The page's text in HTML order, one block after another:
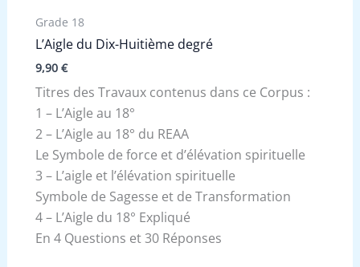
Grade 18
L’Aigle du Dix-Huitième degré
9,90 €
Titres des Travaux contenus dans ce Corpus :
1 – L’Aigle au 18°
2 – L’Aigle au 18° du REAA
Le Symbole de force et d’élévation spirituelle
3 – L’aigle et l’élévation spirituelle
Symbole de Sagesse et de Transformation
4 – L’Aigle du 18° Expliqué
En 4 Questions et 30 Réponses